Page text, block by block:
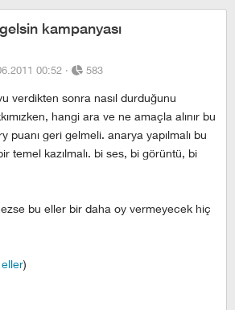
kampanyası
00:52 · 583
verdikten sonra nasıl durduğunu
hangi ara ve ne amaçla alınır bu
puanı geri gelmeli. anarya yapılmalı bu
temel kazılmalı. bi ses, bi görüntü, bi
bu eller bir daha oy vermeyecek hiç
)